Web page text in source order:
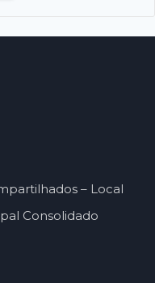
– Local
Consolidado